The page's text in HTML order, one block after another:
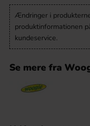
Ændringer i
produktinformationen
kundeservice.
Se mere fra